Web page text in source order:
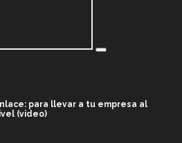
para llevar a tu empresa al
(video)